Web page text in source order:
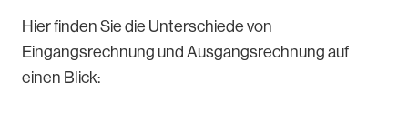
Hier finden Sie die Unterschiede von
Eingangsrechnung und Ausgangsrechnung auf
einen Blick: